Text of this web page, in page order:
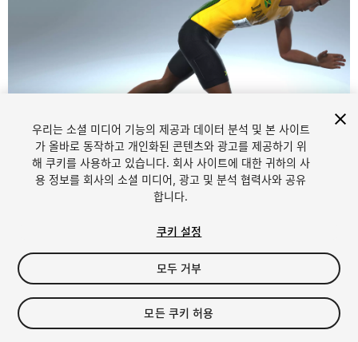
1/12
$19
세금/부가세는 결제 시 반영됩니다.
우리는 소셜 미디어 기능의 제공과 데이터 분석 및 본 사이트
가 올바로 동작하고 개인화된 콘텐츠와 광고를 제공하기 위
해 쿠키를 사용하고 있습니다. 회사 사이트에 대한 귀하의 사
용 정보를 회사의 소셜 미디어, 광고 및 분석 협력사와 공유
합니다.
쿠키 설정
모두 거부
모든 쿠키 허용